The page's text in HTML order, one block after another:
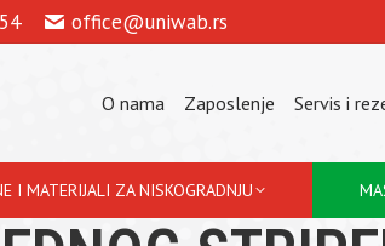
office@uniwab.rs
O nama Zaposlenje Servis i
I MATERIJALI ZA NISKOGRADNJU